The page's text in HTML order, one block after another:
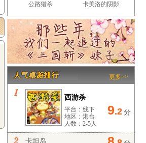
公路猎杀 卡美洛的阴影
更多>>
9.2 分
西游杀
平台：线下
地区：港台
人数：2-5人
卡坦岛